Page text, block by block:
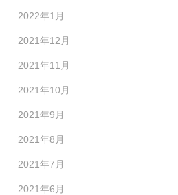
2022年1月
2021年12月
2021年11月
2021年10月
2021年9月
2021年8月
2021年7月
2021年6月